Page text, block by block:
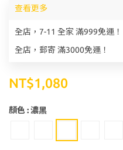
全店，7-11 全家 滿999免運！
全店，郵寄 滿3000免運！
查看更多
NT$1,080
顏色: 濃黑